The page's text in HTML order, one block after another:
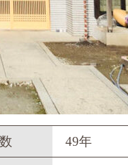
49年